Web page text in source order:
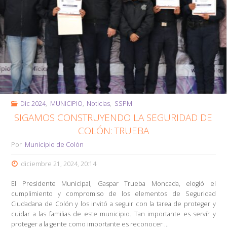
con
Tinacos
Gratuitos."
Dic 2024, MUNICIPIO, Noticias, SSPM
SIGAMOS CONSTRUYENDO LA SEGURIDAD DE
COLÓN: TRUEBA
Por Municipio de Colón
diciembre 21, 2024, 20:14
El Presidente Municipal, Gaspar Trueba Moncada, elogió el
cumplimiento y compromiso de los elementos de Seguridad
Ciudadana de Colón y los invitó a seguir con la tarea de proteger y
cuidar a las familias de este municipio. Tan importante es servír y
proteger a la gente como importante es reconocer …